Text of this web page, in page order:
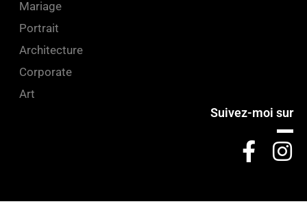
Mariage
Portrait
Architecture
Corporate
Art
Suivez-moi sur